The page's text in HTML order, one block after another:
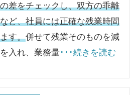
差をチェックし、双方の乖離
ど、社員には正確な残業時間
す。併せて残業そのものを減
入れ、業務量･･･続きを読む